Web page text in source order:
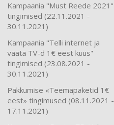
Kampaania "Must Reede 2021"
tingimised (22.11.2021 -
30.11.2021)
Kampaania "Telli internet ja
vaata TV-d 1€ eest kuus"
tingimised (23.08.2021 -
30.11.2021)
Pakkumise «Teemapaketid 1€
eest» tingimused (08.11.2021 -
17.11.2021)